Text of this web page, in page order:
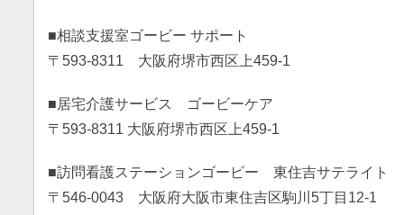
■相談支援室ゴービー サポート
〒593-8311 大阪府堺市西区上459-1
■居宅介護サービス ゴービーケア
〒593-8311 大阪府堺市西区上459-1
■訪問看護ステーションゴービー 東住吉サテライト
〒546-0043 大阪府大阪市東住吉区駒川5丁目12-1